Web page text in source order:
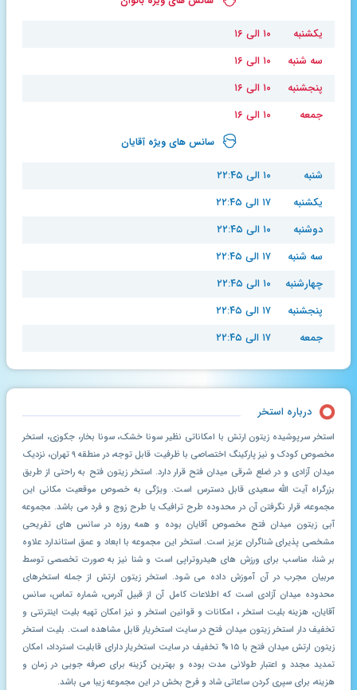
یکشنبه
۱۰ الی ۱۶
سه شنبه
۱۰ الی ۱۶
پنجشنبه
۱۰ الی ۱۶
جمعه
۱۰ الی ۱۶
سانس های ویژه آقایان
شنبه
۱۰ الی ۲۲:۴۵
یکشنبه
۱۷ الی ۲۲:۴۵
دوشنبه
۱۰ الی ۲۲:۴۵
سه شنبه
۱۷ الی ۲۲:۴۵
چهارشنبه
۱۰ الی ۲۲:۴۵
پنجشنبه
۱۷ الی ۲۲:۴۵
جمعه
۱۷ الی ۲۲:۴۵
درباره استخر
استخر سرپوشیده زیتون ارتش با امکاناتی نظیر سونا خشک، سونا بخار، جکوزی، استخر
مخصوص کودک و نیز پارکینگ اختصاصی با ظرفیت قابل توجه، در منطقه ۹ تهران، نزدیک
میدان آزادی و در ضلع شرقی میدان فتح قرار دارد. استخر زیتون فتح به راحتی از طریق
بزرگراه آیت الله سعیدی قابل دسترس است. ویژگی به خصوص موقعیت مکانی این
مجموعه، قرار نگرفتن آن در محدوده طرح ترافیک یا طرح زوج و فرد می باشد. مجموعه
آبی زیتون میدان فتح مخصوص آقایان بوده و همه روزه در سانس های تفریحی
مشخصی پذیرای شناگران عزیز است. استخر این مجموعه با ابعاد و عمق استاندارد علاوه
بر شنا، مناسب برای ورزش های هیدروتراپی است و شنا نیز به صورت تخصصی توسط
مربیان مجرب در آن آموزش داده می شود. استخر زیتون ارتش از جمله استخرهای
محدوده میدان آزادی است که اطلاعات کامل آن از قبیل آدرس، شماره تماس، سانس
آقایان، هزینه بلیت استخر ، امکانات و قوانین استخر و نیز امکان تهیه بلیت اینترنتی و
تخفیف دار استخر زیتون میدان فتح در سایت استخریار قابل مشاهده است. بلیت استخر
زیتون ارتش میدان فتح با ۱۵ % تخفیف در سایت استخریار دارای قابلیت استرداد، امکان
تمدید مجدد و اعتبار طولانی مدت بوده و بهترین گزینه برای صرفه جویی در زمان و
هزینه، برای سپری کردن ساعاتی شاد و فرح بخش در این مجموعه زیبا می باشد.